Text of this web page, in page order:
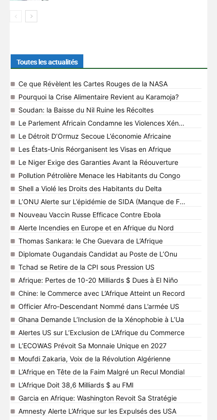
Toutes les actualités
Ce que Révèlent les Cartes Rouges de la NASA
Pourquoi la Crise Alimentaire Revient au Karamoja?
Soudan: la Baisse du Nil Ruine les Récoltes
Le Parlement Africain Condamne les Violences Xénophobes
Le Détroit D’Ormuz Secoue L’économie Africaine
Les États-Unis Réorganisent les Visas en Afrique
Le Niger Exige des Garanties Avant la Réouverture
Pollution Pétrolière Menace les Habitants du Congo
Shell a Violé les Droits des Habitants du Delta
L’ONU Alerte sur L’épidémie de SIDA (Manque de Fonds)
Nouveau Vaccin Russe Efficace Contre Ebola
Alerte Incendies en Europe et en Afrique du Nord
Thomas Sankara: le Che Guevara de L’Afrique
Diplomate Ougandais Candidat au Poste de L’Onu
Tchad se Retire de la CPI sous Pression US
Afrique: Pertes de 10-20 Milliards $ Dues à El Niño
Chine: le Commerce avec L’Afrique Atteint un Record
Officier Afro-Descendant Nommé dans L’armée US
Ghana Demande L’Inclusion de la Xénophobie à L’Ua
Alertes US sur L’Exclusion de L’Afrique du Commerce
L’ECOWAS Prévoit Sa Monnaie Unique en 2027
Moufdi Zakaria, Voix de la Révolution Algérienne
L’Afrique en Tête de la Faim Malgré un Recul Mondial
L’Afrique Doit 38,6 Milliards $ au FMI
Garcia en Afrique: Washington Revoit Sa Stratégie
Amnesty Alerte L’Afrique sur les Expulsés des USA